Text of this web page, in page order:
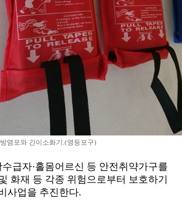
염포와 간이소화기.(영등포구)
급자·홀몸어르신 등 안전취약가구를
화재 등 각종 위험으로부터 보호하기
사업을 추진한다.